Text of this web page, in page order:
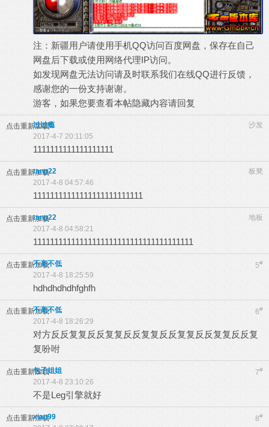
注：新疆用户请使用手机QQ访问百度网盘，保存在自己
网盘后下载或使用网络代理IP访问。
如发现网盘无法访问请及时联系我们在线QQ进行反馈，
感谢您的一份支持谢谢。
游客，如果您要查看本帖隐藏内容请回复
点击重新加载 沙发
过过瘾
2017-4-7 20:11:05
1111111111111111111
点击重新加载 板凳
tang22
2017-4-8 04:57:46
11111111111111111111111111
点击重新加载 地板
tang22
2017-4-8 04:58:21
11111111111111111111111111111111111111
点击重新加载 5#
不高不低
2017-4-8 18:25:59
hdhdhdhdhfghfh
点击重新加载 6#
不高不低
2017-4-8 18:26:29
对方反反复复反反复复反反复复反反复复反反复复反反复
复吩咐
点击重新加载 7#
包子姐姐
2017-4-8 23:10:26
不是Leg引擎就好
点击重新加载 8#
xiao99